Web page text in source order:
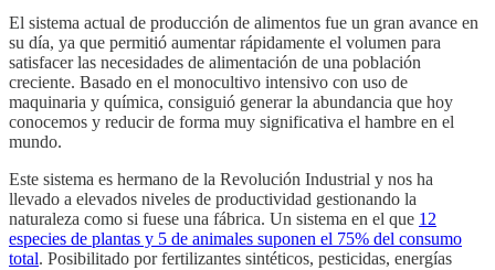
El sistema actual de producción de alimentos fue un gran avance en
su día, ya que permitió aumentar rápidamente el volumen para
satisfacer las necesidades de alimentación de una población
creciente. Basado en el monocultivo intensivo con uso de
maquinaria y química, consiguió generar la abundancia que hoy
conocemos y reducir de forma muy significativa el hambre en el
mundo.
Este sistema es hermano de la Revolución Industrial y nos ha
llevado a elevados niveles de productividad gestionando la
naturaleza como si fuese una fábrica. Un sistema en el que 12
especies de plantas y 5 de animales suponen el 75% del consumo
total. Posibilitado por fertilizantes sintéticos, pesticidas, energías